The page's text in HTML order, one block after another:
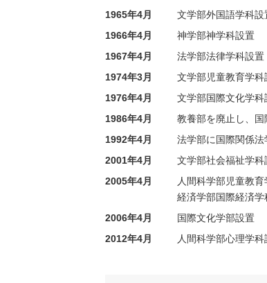
1965年4月
文学部外国語学科設
1966年4月
神学部神学科設置
1967年4月
法学部法律学科設置
1974年3月
文学部児童教育学科
1976年4月
文学部国際文化学科
1986年4月
教養部を廃止し、
1992年4月
法学部に国際関係法
2001年4月
文学部社会福祉学
2005年4月
人間科学部児童教
経済学部国際経済学
2006年4月
国際文化学部設置
2012年4月
人間科学部心理学科